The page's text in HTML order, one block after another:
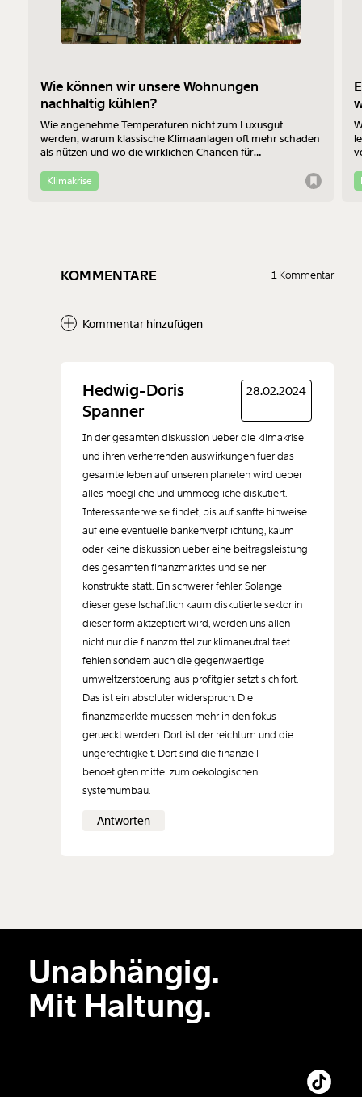
Wie können wir unsere Wohnungen
nachhaltig kühlen?
Wie angenehme Temperaturen nicht zum Luxusgut
werden, warum klassische Klimaanlagen oft mehr schaden
als nützen und wo die wirklichen Chancen für
Richtmann von der TU Wien im Interview.
Klimakrise
KOMMENTARE 1 Kommentar
Kommentar hinzufügen
Neuen Kommentar
hinzufügen
Der Inhalt dieses Feldes wird nicht öffentlich zugänglich angezeigt.
Hedwig-Doris
Spanner
28.02.2024
In der gesamten diskussion ueber die klimakrise
und ihren verherrenden auswirkungen fuer das
gesamte leben auf unseren planeten wird ueber
alles moegliche und ummoegliche diskutiert.
Interessanterweise findet, bis auf sanfte hinweise
auf eine eventuelle bankenverpflichtung, kaum
oder keine diskussion ueber eine beitragsleistung
des gesamten finanzmarktes und seiner
konstrukte statt. Ein schwerer fehler. Solange
dieser gesellschaftlich kaum diskutierte sektor in
dieser form aktzeptiert wird, werden uns allen
nicht nur die finanzmittel zur klimaneutralitaet
fehlen sondern auch die gegenwaertige
umweltzerstoerung aus profitgier setzt sich fort.
Das ist ein absoluter widerspruch. Die
finanzmaerkte muessen mehr in den fokus
gerueckt werden. Dort ist der reichtum und die
ungerechtigkeit. Dort sind die finanziell
benoetigten mittel zum oekologischen
systemumbau.
Antworten
Unabhängig.
Mit Haltung.